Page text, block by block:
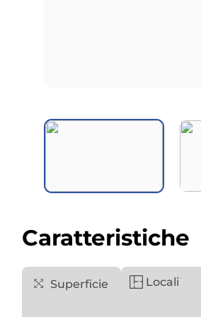
Caratteristiche
Superficie Locali